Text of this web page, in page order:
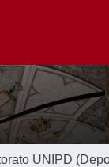
UNIPD